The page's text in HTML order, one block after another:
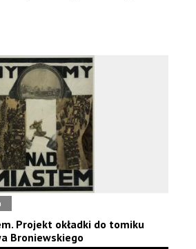
Projekt okładki do tomiku
Broniewskiego